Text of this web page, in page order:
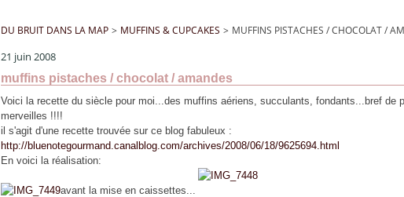
DU BRUIT DANS LA MAP > MUFFINS & CUPCAKES > MUFFINS PISTACHES / CHOCOLAT /
21 juin 2008
muffins pistaches / chocolat / amandes
Voici la recette du siècle pour moi...des muffins aériens, succulants, fondants...bref de
merveilles !!!!
il s'agit d'une recette trouvée sur ce blog fabuleux :
http://bluenotegourmand.canalblog.com/archives/2008/06/18/9625694.html
En voici la réalisation:
avant la mise en caissettes...